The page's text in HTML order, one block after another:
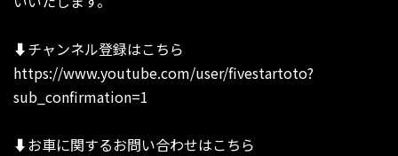
⬇︎チャンネル登録はこちら
https://www.youtube.com/user/fivestartoto?
sub_confirmation=1
⬇︎お車に関するお問い合わせはこちら